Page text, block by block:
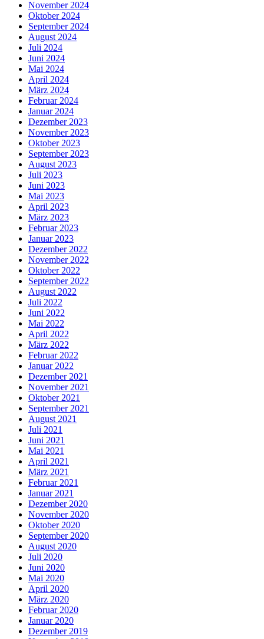
November 2024
Oktober 2024
September 2024
August 2024
Juli 2024
Juni 2024
Mai 2024
April 2024
März 2024
Februar 2024
Januar 2024
Dezember 2023
November 2023
Oktober 2023
September 2023
August 2023
Juli 2023
Juni 2023
Mai 2023
April 2023
März 2023
Februar 2023
Januar 2023
Dezember 2022
November 2022
Oktober 2022
September 2022
August 2022
Juli 2022
Juni 2022
Mai 2022
April 2022
März 2022
Februar 2022
Januar 2022
Dezember 2021
November 2021
Oktober 2021
September 2021
August 2021
Juli 2021
Juni 2021
Mai 2021
April 2021
März 2021
Februar 2021
Januar 2021
Dezember 2020
November 2020
Oktober 2020
September 2020
August 2020
Juli 2020
Juni 2020
Mai 2020
April 2020
März 2020
Februar 2020
Januar 2020
Dezember 2019